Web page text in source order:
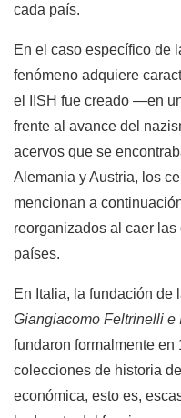
cada país.
En el caso específico de
fenómeno adquiere
el IISH fue creado —en
frente al avance del
acervos que se
Alemania y Austria, los
mencionan a
reorganizados al caer
países.
En Italia, la fundación de
Giangiacomo Feltrinelli e
fundaron formalmente
colecciones de historia
económica, esto es,